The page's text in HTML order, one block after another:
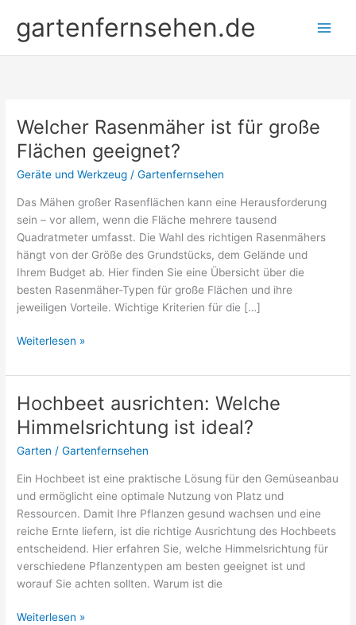
Inhalt
springen
gartenfernsehen.de
Welcher Rasenmäher ist für große
Flächen geeignet?
Geräte und Werkzeug /Gartenfernsehen
Das Mähen großer Rasenflächen kann eine Herausforderung
sein – vor allem, wenn die Fläche mehrere tausend
Quadratmeter umfasst. Die Wahl des richtigen Rasenmähers
hängt von der Größe des Grundstücks, dem Gelände und
Ihrem Budget ab. Hier finden Sie eine Übersicht über die
besten Rasenmäher-Typen für große Flächen und ihre
jeweiligen Vorteile. Wichtige Kriterien für die […]
Welcher
ist
große
Flächen
geeignet?
Weiterlesen »
Hochbeet ausrichten: Welche
Himmelsrichtung ist ideal?
Garten /Gartenfernsehen
Ein Hochbeet ist eine praktische Lösung für den Gemüseanbau
und ermöglicht eine optimale Nutzung von Platz und
Ressourcen. Damit Ihre Pflanzen gesund wachsen und eine
reiche Ernte liefern, ist die richtige Ausrichtung des Hochbeets
entscheidend. Hier erfahren Sie, welche Himmelsrichtung für
verschiedene Pflanzentypen am besten geeignet ist und
worauf Sie achten sollten. Warum ist die
Hochbeet
Weiterlesen »